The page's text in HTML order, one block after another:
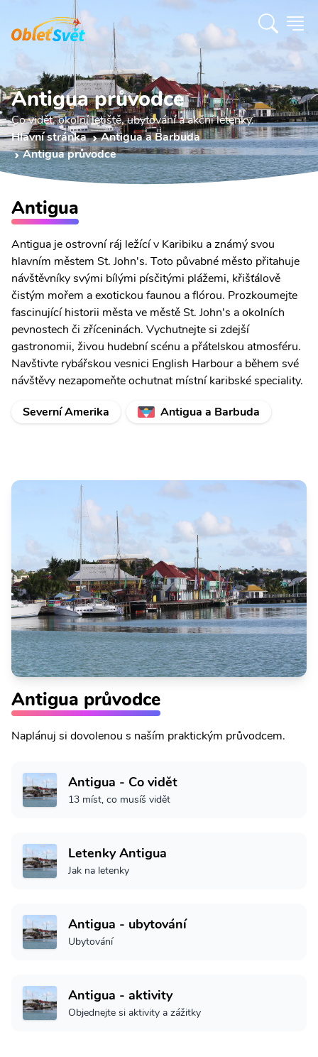
Antigua průvodce
Co vidět, okolní letiště, ubytování a akční letenky.
Hlavní stránka
Antigua a Barbuda
Antigua průvodce
Antigua
Antigua je ostrovní ráj ležící v Karibiku a známý svou
hlavním městem St. John's. Toto půvabné město přitahuje
návštěvníky svými bílými písčitými plážemi, křišťálově
čistým mořem a exotickou faunou a flórou. Prozkoumejte
fascinující historii města ve městě St. John's a okolních
pevnostech či zříceninách. Vychutnejte si zdejší
gastronomii, živou hudební scénu a přátelskou atmosféru.
Navštivte rybářskou vesnici English Harbour a během své
návštěvy nezapomeňte ochutnat místní karibské speciality.
Severní Amerika
Antigua a Barbuda
Antigua průvodce
Naplánuj si dovolenou s naším praktickým průvodcem.
Antigua - Co vidět
13 míst, co musíš vidět
Letenky Antigua
Jak na letenky
Antigua - ubytování
Ubytování
Antigua - aktivity
Objednejte si aktivity a zážitky